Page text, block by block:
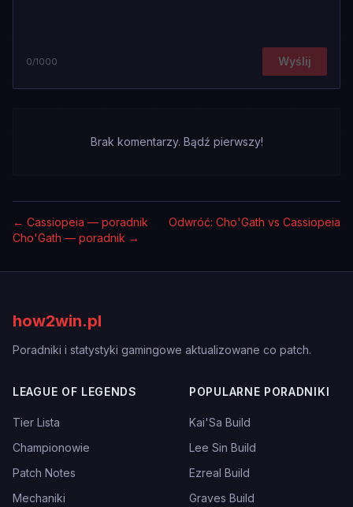
0/1000 Wyślij
Brak komentarzy. Bądź pierwszy!
← Cassiopeia — poradnik
Odwróć: Cho'Gath vs Cassiopeia
Cho'Gath — poradnik →
how2win.pl
Poradniki i statystyki gamingowe aktualizowane co patch.
LEAGUE OF LEGENDS
Tier Lista
Championowie
Patch Notes
Mechaniki
POPULARNE PORADNIKI
Kai'Sa Build
Lee Sin Build
Ezreal Build
Graves Build